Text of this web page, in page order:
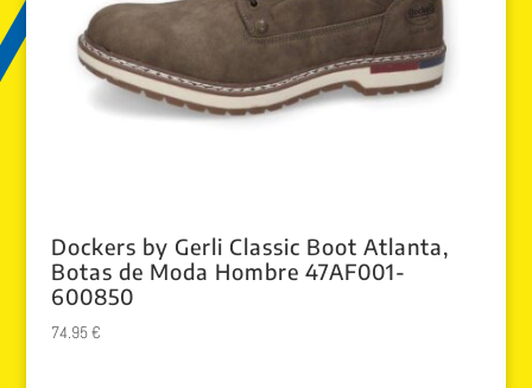
Dockers by Gerli Classic Boot Atlanta,
Botas de Moda Hombre 47AF001-
600850
74.95€